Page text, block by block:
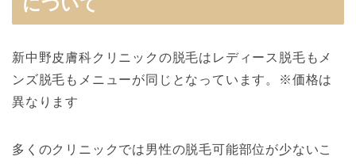
について
新中野皮膚科クリニックの脱毛はレディース脱毛もメ
ンズ脱毛もメニューが同じとなっています。※価格は
異なります
多くのクリニックでは男性の脱毛可能部位が少ないこ